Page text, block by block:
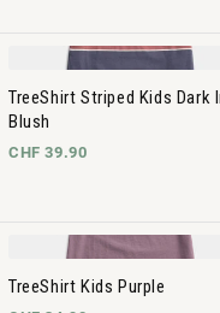
TreeShirt Striped Kids Dark
Blush
CHF 39.90
TreeShirt Kids Purple